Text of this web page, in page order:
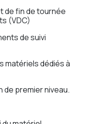
de fin de tournée
(VDC)
de suivi
matériels dédiés à
de premier niveau.